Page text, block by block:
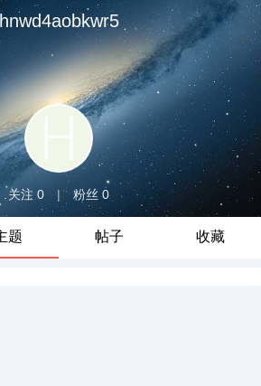
hnwd4aobkwr5
关注 0 | 粉丝 0
题 帖子 收藏